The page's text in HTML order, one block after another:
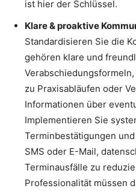
ist hier der Schlüssel.
Klare & proaktive
Standardisieren Sie die
gehören klare und
zu Praxisabläufen oder
Informationen über
Implementieren Sie
Terminbestätigungen
SMS oder E-Mail,
Terminausfälle zu
Professionalität müssen